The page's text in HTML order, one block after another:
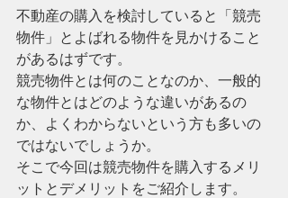
不動産の購入を検討していると「競売
物件」とよばれる物件を見かけること
があるはずです。
競売物件とは何のことなのか、一般的
な物件とはどのような違いがあるの
か、よくわからないという方も多いの
ではないでしょうか。
そこで今回は競売物件を購入するメリ
ットとデメリットをご紹介します。